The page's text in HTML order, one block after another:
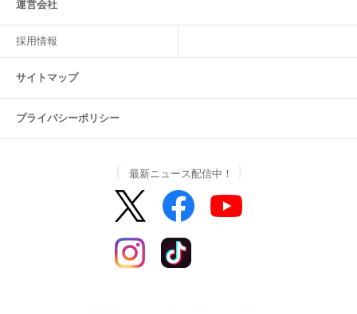
運営会社
採用情報
サイトマップ
プライバシーポリシー
最新ニュース配信中！